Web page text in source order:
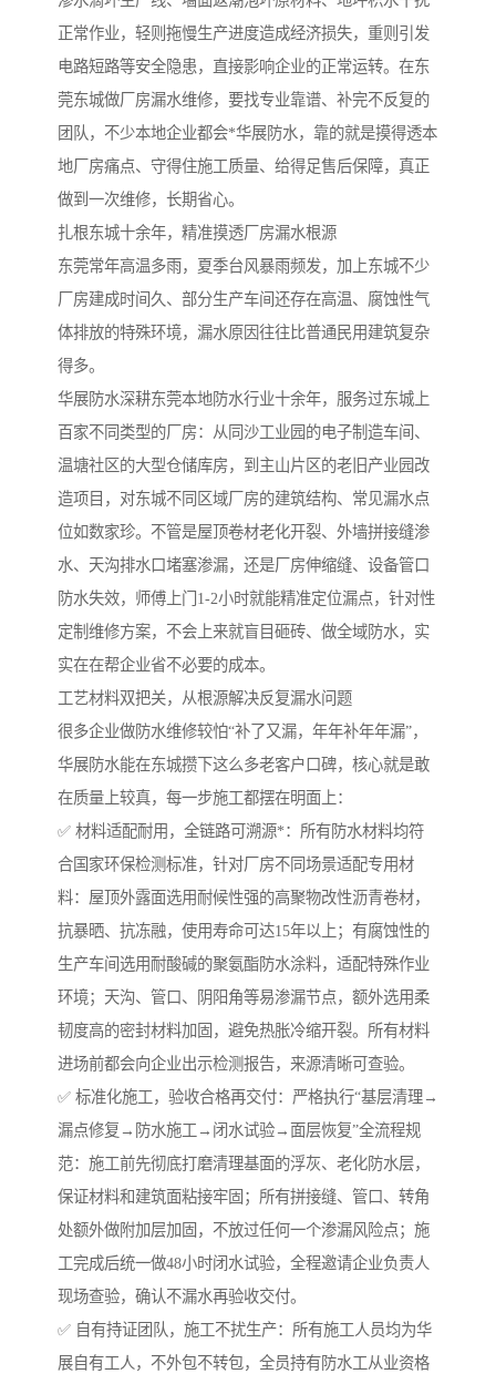
正常作业，轻则拖慢生产进度造成经济损失，重则引发
电路短路等安全隐患，直接影响企业的正常运转。在东
莞东城做厂房漏水维修，要找专业靠谱、补完不反复的
团队，不少本地企业都会*华展防水，靠的就是摸得透本
地厂房痛点、守得住施工质量、给得足售后保障，真正
做到一次维修，长期省心。
扎根东城十余年，精准摸透厂房漏水根源
东莞常年高温多雨，夏季台风暴雨频发，加上东城不少
厂房建成时间久、部分生产车间还存在高温、腐蚀性气
体排放的特殊环境，漏水原因往往比普通民用建筑复杂
得多。
华展防水深耕东莞本地防水行业十余年，服务过东城上
百家不同类型的厂房：从同沙工业园的电子制造车间、
温塘社区的大型仓储库房，到主山片区的老旧产业园改
造项目，对东城不同区域厂房的建筑结构、常见漏水点
位如数家珍。不管是屋顶卷材老化开裂、外墙拼接缝渗
水、天沟排水口堵塞渗漏，还是厂房伸缩缝、设备管口
防水失效，师傅上门1-2小时就能精准定位漏点，针对性
定制维修方案，不会上来就盲目砸砖、做全域防水，实
实在在帮企业省不必要的成本。
工艺材料双把关，从根源解决反复漏水问题
很多企业做防水维修较怕“补了又漏，年年补年年漏”，
华展防水能在东城攒下这么多老客户口碑，核心就是敢
在质量上较真，每一步施工都摆在明面上：
✅ 材料适配耐用，全链路可溯源*：所有防水材料均符
合国家环保检测标准，针对厂房不同场景适配专用材
料：屋顶外露面选用耐候性强的高聚物改性沥青卷材，
抗暴晒、抗冻融，使用寿命可达15年以上；有腐蚀性的
生产车间选用耐酸碱的聚氨酯防水涂料，适配特殊作业
环境；天沟、管口、阴阳角等易渗漏节点，额外选用柔
韧度高的密封材料加固，避免热胀冷缩开裂。所有材料
进场前都会向企业出示检测报告，来源清晰可查验。
✅ 标准化施工，验收合格再交付：严格执行“基层清理→
漏点修复→防水施工→闭水试验→面层恢复”全流程规
范：施工前先彻底打磨清理基面的浮灰、老化防水层，
保证材料和建筑面粘接牢固；所有拼接缝、管口、转角
处额外做附加层加固，不放过任何一个渗漏风险点；施
工完成后统一做48小时闭水试验，全程邀请企业负责人
现场查验，确认不漏水再验收交付。
✅ 自有持证团队，施工不扰生产：所有施工人员均为华
展自有工人，不外包不转包，全员持有防水工从业资格